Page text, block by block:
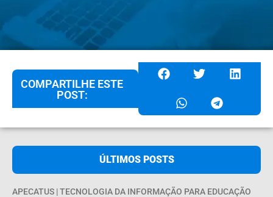
COMPARTILHE ESTE
POST:
ÚLTIMOS POSTS
APECATUS | TECNOLOGIA DA INFORMAÇÃO PARA EDUCAÇÃO